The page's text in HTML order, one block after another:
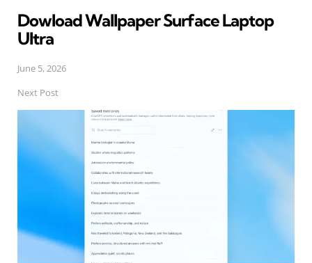
Dowload Wallpaper Surface Laptop
Ultra
June 5, 2026
Next Post